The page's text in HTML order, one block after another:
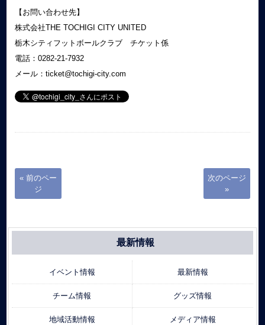
【お問い合わせ先】
株式会社THE TOCHIGI CITY UNITED
栃木シティフットボールクラブ チケット係
電話：0282-21-7932
メール：ticket@tochigi-city.com
« 前のペー
ジ
次のページ
»
最新情報
イベント情報 最新情報
チーム情報 グッズ情報
地域活動情報 メディア情報